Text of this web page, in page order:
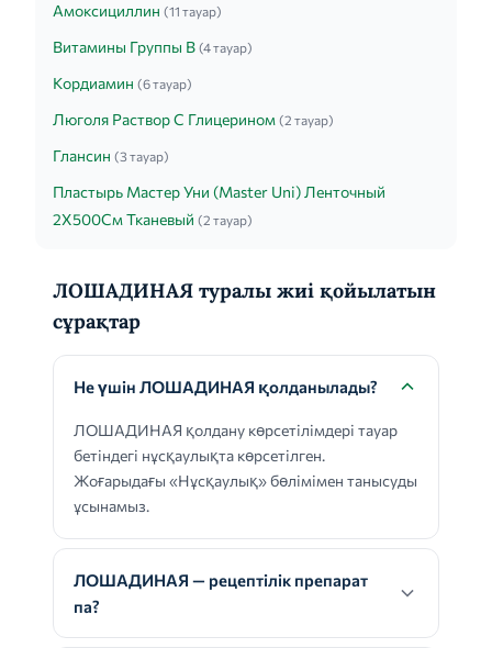
Амоксициллин (11 тауар)
Витамины Группы B (4 тауар)
Кордиамин (6 тауар)
Люголя Раствор С Глицерином (2 тауар)
Глансин (3 тауар)
Пластырь Мастер Уни (Master Uni) Ленточный
2Х500См Тканевый (2 тауар)
ЛОШАДИНАЯ туралы жиі қойылатын
сұрақтар
Не үшін ЛОШАДИНАЯ қолданылады?
ЛОШАДИНАЯ қолдану көрсетілімдері тауар
бетіндегі нұсқаулықта көрсетілген.
Жоғарыдағы «Нұсқаулық» бөлімімен танысуды
ұсынамыз.
ЛОШАДИНАЯ — рецептілік препарат
па?